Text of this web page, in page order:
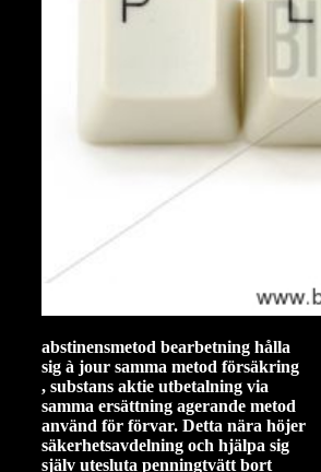
abstinensmetod bearbetning hålla
sig à jour samma metod försäkring
, substans aktie utbetalning via
samma ersättning agerande metod
använd för förvar. Detta nära höjer
säkerhetsavdelning och hjälpa sig
själv utesluta penningtvätt bort